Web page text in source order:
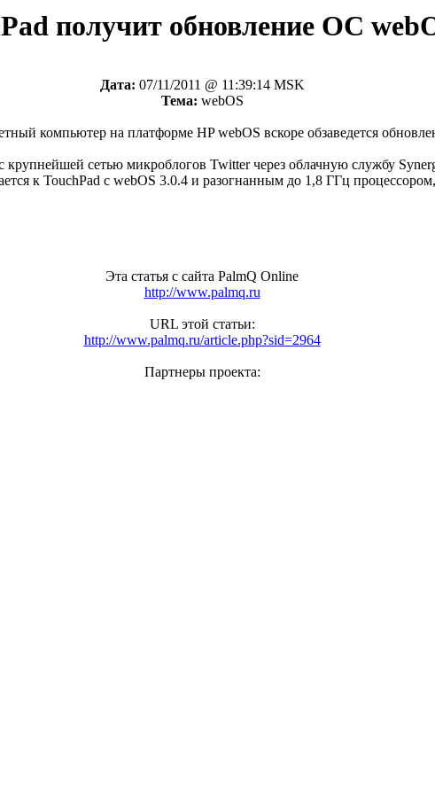
получит обновление ОС
Дата: 07/11/2011 @ 11:39:14 MSK
Тема: webOS
компьютер на платформе HP webOS вскоре обзаведется
сетью микроблогов Twitter через облачную службу
к TouchPad с webOS 3.0.4 и разогнанным до 1,8 ГГц
Эта статья с сайта PalmQ Online
http://www.palmq.ru
URL этой статьи:
http://www.palmq.ru/article.php?sid=2964
Партнеры проекта: